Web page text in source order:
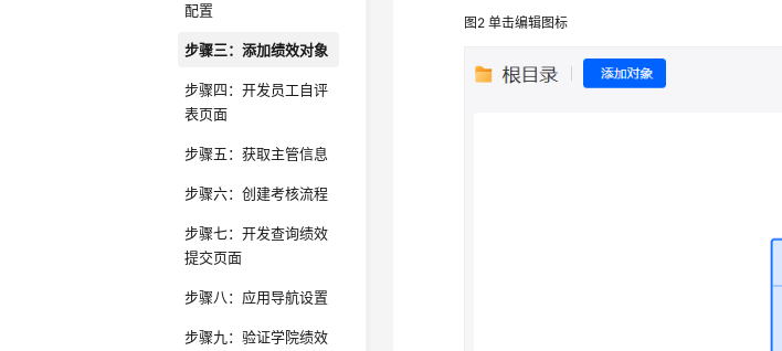
配置
步骤三：添加绩效对象
步骤四：开发员工自评
表页面
步骤五：获取主管信息
步骤六：创建考核流程
步骤七：开发查询绩效
提交页面
步骤八：应用导航设置
步骤九：验证学院绩效
图2单击编辑图标